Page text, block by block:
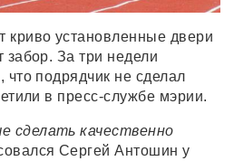
криво установленные двери
забор. За три недели
что подрядчик не сделал
в пресс-службе мэрии.
качественно
Сергей Антошин у